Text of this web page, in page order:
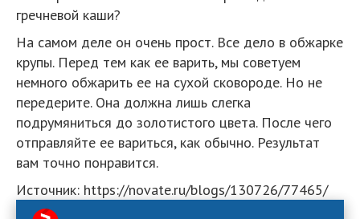
гречневой каши?
На самом деле он очень прост. Все дело в обжарке
крупы. Перед тем как ее варить, мы советуем
немного обжарить ее на сухой сковороде. Но не
передерите. Она должна лишь слегка
подрумяниться до золотистого цвета. После чего
отправляйте ее вариться, как обычно. Результат
вам точно понравится.
Источник: https://novate.ru/blogs/130726/77465/